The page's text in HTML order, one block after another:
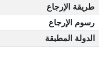
طريقة الإرجاع
رسوم الإرجاع
الدولة المطبقة